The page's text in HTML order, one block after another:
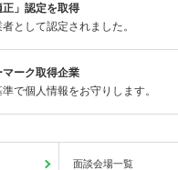
正」認定を取得
として認定されました。
ーク取得企業
で個人情報をお守りします。
面談会場一覧